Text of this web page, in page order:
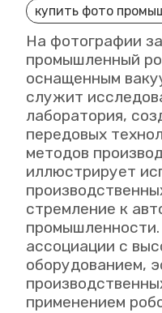
купить фото
На фотографии
промышленный
оснащенным
служит
лаборатория,
передовых
методов
иллюстрирует
стремление к
ассоциации с
оборудованием,
применением